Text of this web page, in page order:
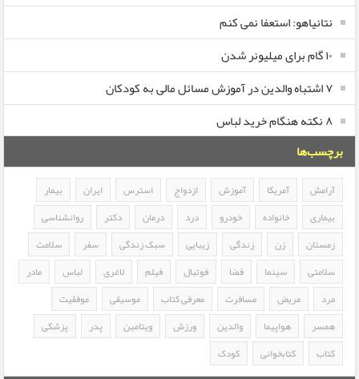
نتانیاهو: استعفا نمی کنم
۱۰ گام برای میلیونر شدن
۷ اشتباه والدین در آموزش مسائل مالی به کودکان
۸ نکته هنگام خرید لباس
برچسب‌ها
آرامش آمریکا آموزش ازدواج استرس ایران
بیمار
بیماری
خانواده خودرو درد درمان دکتر
روانشناسی
زمستان
زن زندگی زیبایی سبک زندگی سفر
سلامت
سلامتی
سینما فضا فوتبال فیلم لاغری لباس
مادر
مرد
مریض مسافرت معرفی کتاب موسیقی
موفقیت
همسر
هواپیما والدین ورزش ویتامین پدر
پزشکی
کتاب
کتابخوانی کودک